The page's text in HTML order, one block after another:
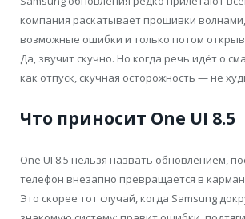
компания раскатывает прошивки
возможные ошибки и только потом
Да, звучит скучно. Но когда речь идёт о
как отпуск, скучная осторожность — не
Что приносит One UI 8.5
One UI 8.5 нельзя назвать обновлением,
телефон внезапно превращается в
Это скорее тот случай, когда Samsung